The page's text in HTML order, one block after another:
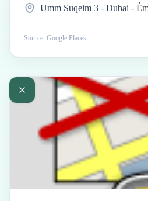
Umm Suqeim 3 - Dubai -
Source: Google Places